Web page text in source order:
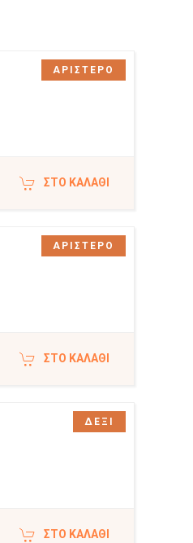
ΣΤΟ ΚΑΛΆΘΙ
ΑΡΙΣΤΕΡΟ
ΣΤΟ ΚΑΛΆΘΙ
ΑΡΙΣΤΕΡΟ
ΣΤΟ ΚΑΛΆΘΙ
ΔΕΞΙ